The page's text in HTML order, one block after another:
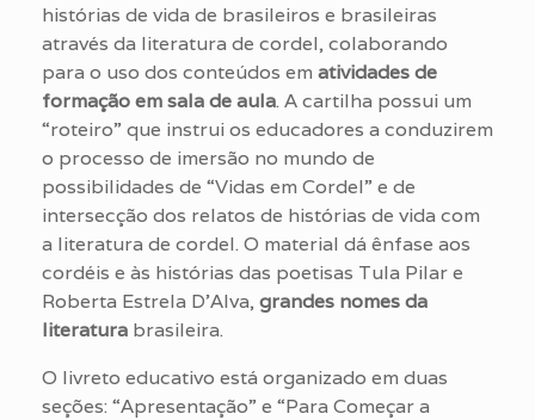
histórias de vida de brasileiros e brasileiras
através da literatura de cordel, colaborando
para o uso dos conteúdos em atividades de
formação em sala de aula. A cartilha possui um
“roteiro” que instrui os educadores a conduzirem
o processo de imersão no mundo de
possibilidades de “Vidas em Cordel” e de
intersecção dos relatos de histórias de vida com
a literatura de cordel. O material dá ênfase aos
cordéis e às histórias das poetisas Tula Pilar e
Roberta Estrela D’Alva, grandes nomes da
literatura brasileira.
O livreto educativo está organizado em duas
seções: “Apresentação” e “Para Começar a